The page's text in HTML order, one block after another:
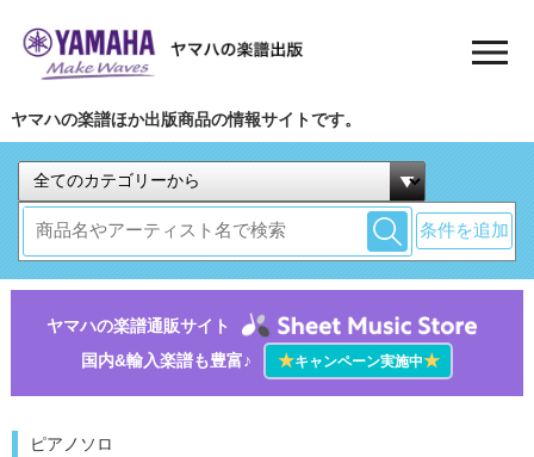
ヤマハの楽譜ほか出版商品の情報サイトです。
条件を追加
ヤマハの楽譜通販サイト
国内&輸入楽譜も豊富♪
★キャンペーン実施中★
ピアノソロ